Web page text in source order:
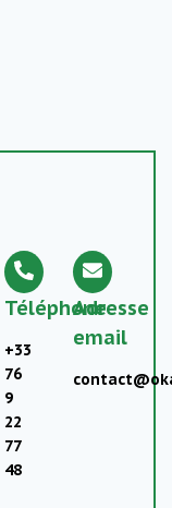
Téléphone
+33
76
9
22
77
48
Adresse
email